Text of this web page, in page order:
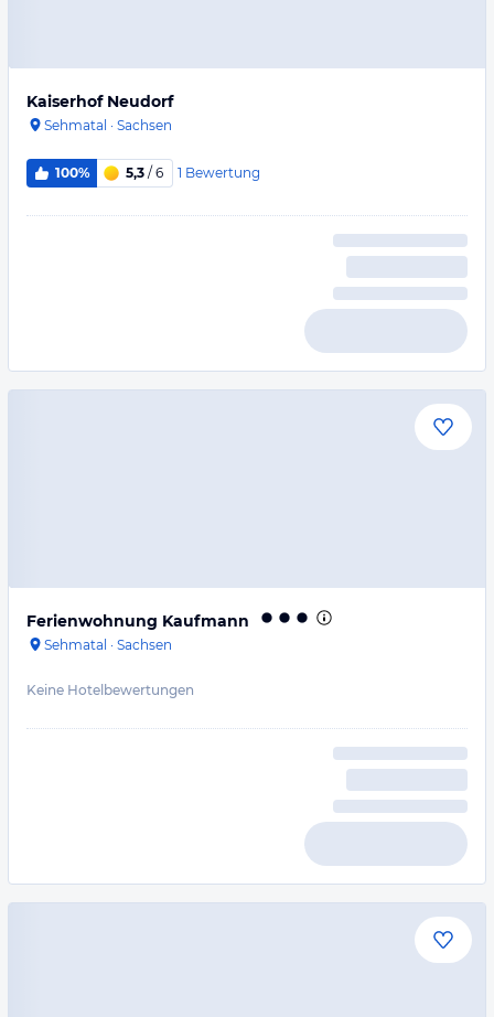
Kaiserhof Neudorf
Sehmatal · Sachsen
100% 5,3 / 6 1 Bewertung
Ferienwohnung Kaufmann
Sehmatal · Sachsen
Keine Hotelbewertungen